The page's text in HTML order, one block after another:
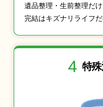
遺品整理・生前整理だ
完結はキズナリライフだ
4 特